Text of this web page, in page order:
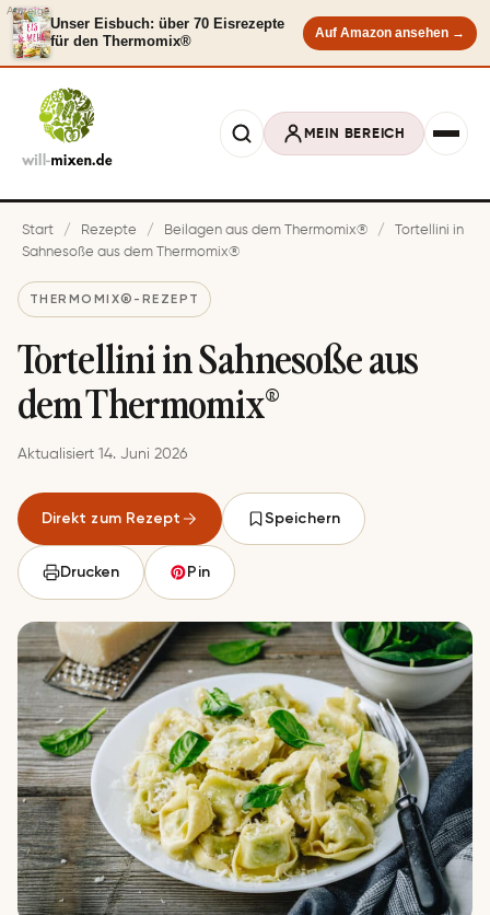
Anzeige
Unser Eisbuch: über 70 Eisrezepte
für den Thermomix®
Auf Amazon ansehen →
MEIN BEREICH
Start / Rezepte / Beilagen aus dem Thermomix® /
Tor­tel­li­ni in
Sah­ne­so­ße aus dem Thermomix®
THERMOMIX®-REZEPT
Tor­tel­li­ni in Sah­ne­so­ße aus
dem Thermomix®
Aktualisiert 14. Juni 2026
Direkt zum Rezept Speichern
Drucken Pin